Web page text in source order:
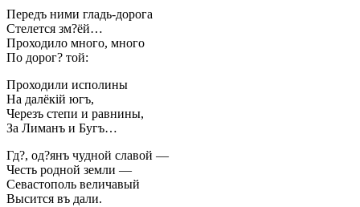
Передъ ними гладь-дорога
Стелется зм?ёй…
Проходило много, много
По дорог? той:
Проходили исполины
На далёкій югъ,
Черезъ степи и равнины,
За Лиманъ и Бугъ…
Гд?, од?янъ чудной славой —
Честь родной земли —
Севастополь величавый
Высится въ дали.